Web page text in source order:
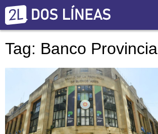
Tag: Banco Provincia